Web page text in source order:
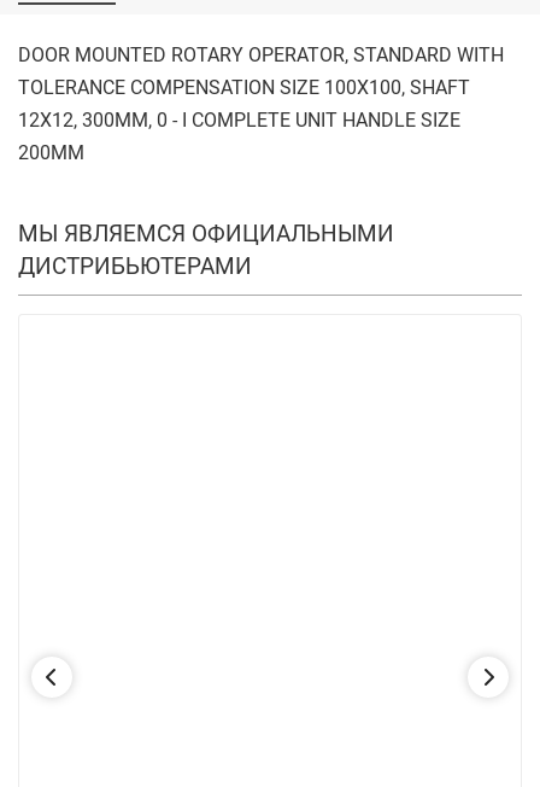
DOOR MOUNTED ROTARY OPERATOR, STANDARD WITH
TOLERANCE COMPENSATION SIZE 100X100, SHAFT
12X12, 300MM, 0 - I COMPLETE UNIT HANDLE SIZE
200MM
МЫ ЯВЛЯЕМСЯ ОФИЦИАЛЬНЫМИ
ДИСТРИБЬЮТЕРАМИ